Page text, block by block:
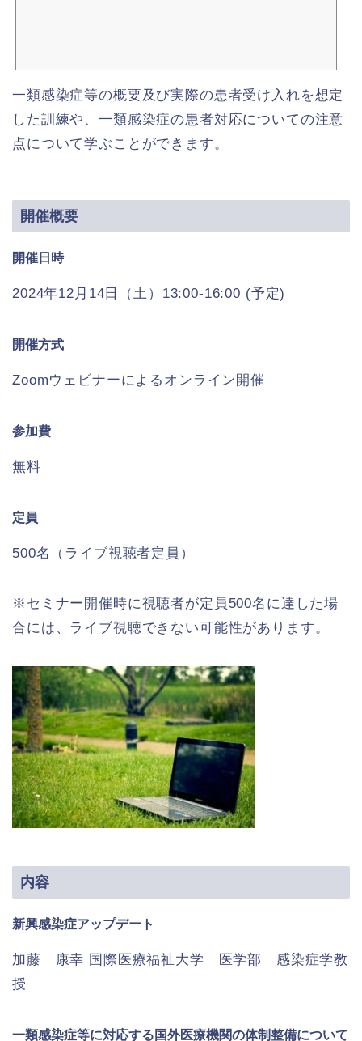
一類感染症等の概要及び実際の患者受け入れを想定
した訓練や、一類感染症の患者対応についての注意
点について学ぶことができます。
開催概要
開催日時
2024年12月14日（土）13:00-16:00 (予定)
開催方式
Zoomウェビナーによるオンライン開催
参加費
無料
定員
500名（ライブ視聴者定員）
※セミナー開催時に視聴者が定員500名に達した場
合には、ライブ視聴できない可能性があります。
内容
新興感染症アップデート
加藤 康幸 国際医療福祉大学 医学部 感染症学教
授
一類感染症等に対応する国外医療機関の体制整備について